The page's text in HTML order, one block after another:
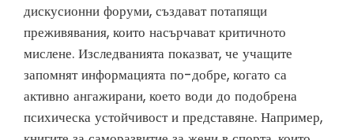
дискусионни форуми, създават потапящи
преживявания, които насърчават критичното
мислене. Изследванията показват, че учащите
запомнят информацията по-добре, когато са
активно ангажирани, което води до подобрена
психическа устойчивост и представяне. Например,